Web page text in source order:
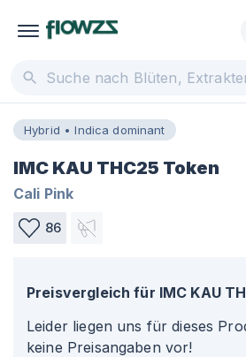
Hybrid • Indica dominant
IMC KAU THC25 Token
Cali Pink
86
Preisvergleich für IMC KAU
Leider liegen uns für dieses
keine Preisangaben vor!